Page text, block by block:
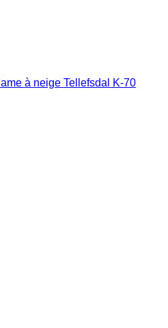
lame à neige Tellefsdal K-70